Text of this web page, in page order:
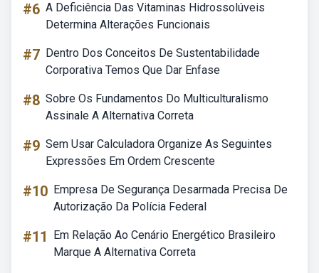
#6 A Deficiência Das Vitaminas Hidrossolúveis
Determina Alterações Funcionais
#7 Dentro Dos Conceitos De Sustentabilidade
Corporativa Temos Que Dar Enfase
#8 Sobre Os Fundamentos Do Multiculturalismo
Assinale A Alternativa Correta
#9 Sem Usar Calculadora Organize As Seguintes
Expressões Em Ordem Crescente
#10 Empresa De Segurança Desarmada Precisa De
Autorização Da Polícia Federal
#11
Em Relação Ao Cenário Energético Brasileiro
Marque A Alternativa Correta